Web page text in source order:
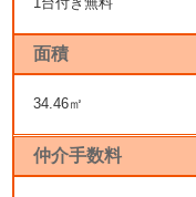
面積
34.46㎡
仲介手数料